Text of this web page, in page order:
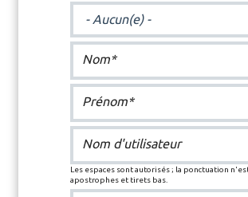
Nom*
Prénom*
Nom d'utilisateur
Les espaces sont autorisés ; la ponctuation
apostrophes et tirets bas.